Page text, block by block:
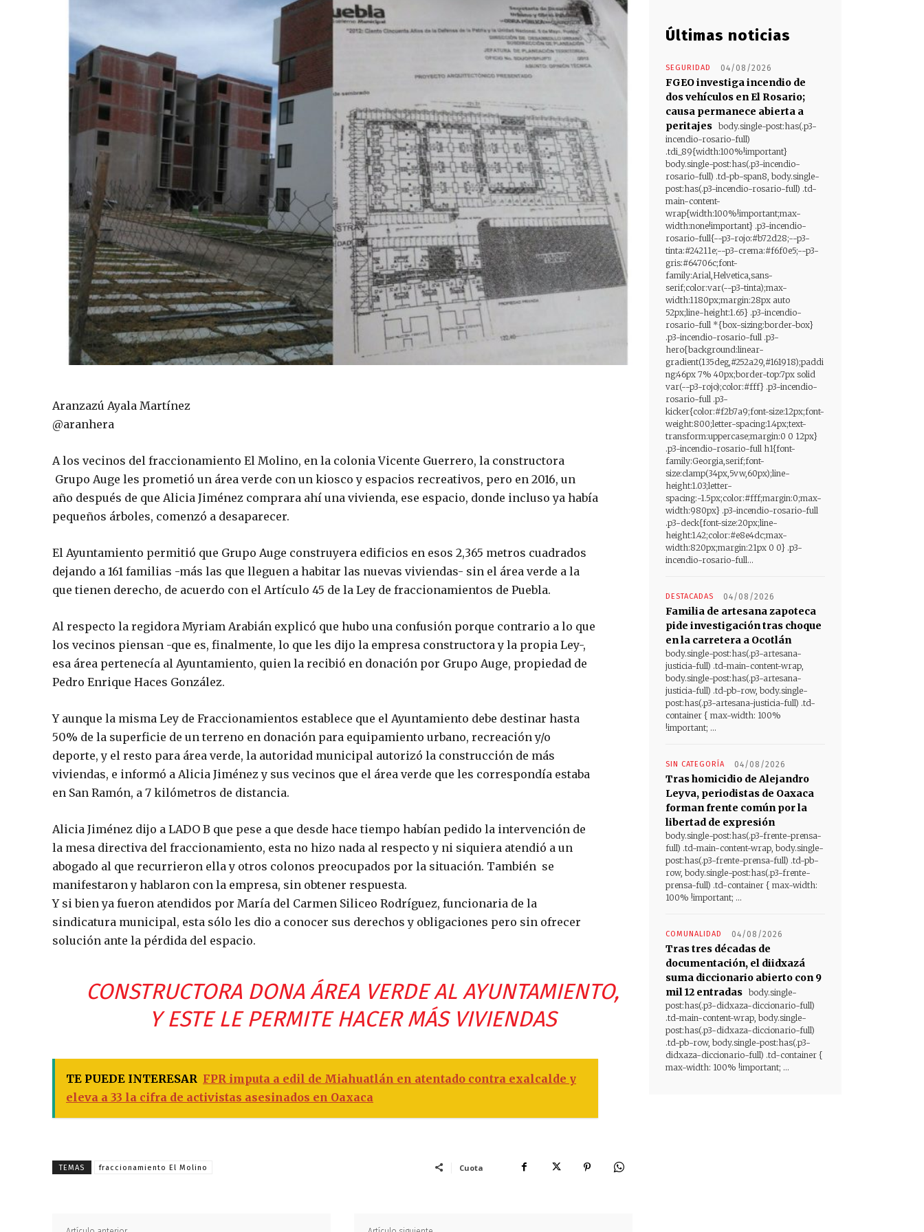
Aranzazú Ayala Martínez
@aranhera
A los vecinos del fraccionamiento El Molino, en la colonia Vicente Guerrero, la constructora
Grupo Auge les prometió un área verde con un kiosco y espacios recreativos, pero en 2016, un
año después de que Alicia Jiménez comprara ahí una vivienda, ese espacio, donde incluso ya había
pequeños árboles, comenzó a desaparecer.
El Ayuntamiento permitió que Grupo Auge construyera edificios en esos 2,365 metros cuadrados
dejando a 161 familias -más las que lleguen a habitar las nuevas viviendas- sin el área verde a la
que tienen derecho, de acuerdo con el Artículo 45 de la Ley de fraccionamientos de Puebla.
Al respecto la regidora Myriam Arabián explicó que hubo una confusión porque contrario a lo que
los vecinos piensan -que es, finalmente, lo que les dijo la empresa constructora y la propia Ley-,
esa área pertenecía al Ayuntamiento, quien la recibió en donación por Grupo Auge, propiedad de
Pedro Enrique Haces González.
Y aunque la misma Ley de Fraccionamientos establece que el Ayuntamiento debe destinar hasta
50% de la superficie de un terreno en donación para equipamiento urbano, recreación y/o
deporte, y el resto para área verde, la autoridad municipal autorizó la construcción de más
viviendas, e informó a Alicia Jiménez y sus vecinos que el área verde que les correspondía estaba
en San Ramón, a 7 kilómetros de distancia.
Alicia Jiménez dijo a LADO B que pese a que desde hace tiempo habían pedido la intervención de
la mesa directiva del fraccionamiento, esta no hizo nada al respecto y ni siquiera atendió a un
abogado al que recurrieron ella y otros colonos preocupados por la situación. También se
manifestaron y hablaron con la empresa, sin obtener respuesta.
Y si bien ya fueron atendidos por María del Carmen Siliceo Rodríguez, funcionaria de la
sindicatura municipal, esta sólo les dio a conocer sus derechos y obligaciones pero sin ofrecer
solución ante la pérdida del espacio.
CONSTRUCTORA DONA ÁREA VERDE AL AYUNTAMIENTO,
Y ESTE LE PERMITE HACER MÁS VIVIENDAS
TE PUEDE INTERESAR FPR imputa a edil de Miahuatlán en atentado contra exalcalde y
eleva a 33 la cifra de activistas asesinados en Oaxaca
TEMAS fraccionamiento El Molino Cuota
Últimas noticias
SEGURIDAD 04/08/2026
FGEO investiga incendio de
dos vehículos en El Rosario;
causa permanece abierta a
peritajes body.single-post:has(.p3-
incendio-rosario-full)
.tdi_89{width:100%!important}
body.single-post:has(.p3-incendio-
rosario-full) .td-pb-span8, body.single-
post:has(.p3-incendio-rosario-full) .td-
main-content-
wrap{width:100%!important;max-
width:none!important} .p3-incendio-
rosario-full{--p3-rojo:#b72d28;--p3-
tinta:#24211e;--p3-crema:#f6f0e5;--p3-
gris:#64706c;font-
family:Arial,Helvetica,sans-
serif;color:var(--p3-tinta);max-
width:1180px;margin:28px auto
52px;line-height:1.65} .p3-incendio-
rosario-full *{box-sizing:border-box}
.p3-incendio-rosario-full .p3-
hero{background:linear-
gradient(135deg,#252a29,#161918);paddi
ng:46px 7% 40px;border-top:7px solid
var(--p3-rojo);color:#fff} .p3-incendio-
rosario-full .p3-
kicker{color:#f2b7a9;font-size:12px;font-
weight:800;letter-spacing:1.4px;text-
transform:uppercase;margin:0 0 12px}
.p3-incendio-rosario-full h1{font-
family:Georgia,serif;font-
size:clamp(34px,5vw,60px);line-
height:1.03;letter-
spacing:-1.5px;color:#fff;margin:0;max-
width:980px} .p3-incendio-rosario-full
.p3-deck{font-size:20px;line-
height:1.42;color:#e8e4dc;max-
width:820px;margin:21px 0 0} .p3-
incendio-rosario-full...
DESTACADAS 04/08/2026
Familia de artesana zapoteca
pide investigación tras choque
en la carretera a Ocotlán
body.single-post:has(.p3-artesana-
justicia-full) .td-main-content-wrap,
body.single-post:has(.p3-artesana-
justicia-full) .td-pb-row, body.single-
post:has(.p3-artesana-justicia-full) .td-
container { max-width: 100%
!important; ...
SIN CATEGORÍA 04/08/2026
Tras homicidio de Alejandro
Leyva, periodistas de Oaxaca
forman frente común por la
libertad de expresión
body.single-post:has(.p3-frente-prensa-
full) .td-main-content-wrap, body.single-
post:has(.p3-frente-prensa-full) .td-pb-
row, body.single-post:has(.p3-frente-
prensa-full) .td-container { max-width:
100% !important; ...
COMUNALIDAD 04/08/2026
Tras tres décadas de
documentación, el diidxazá
suma diccionario abierto con 9
mil 12 entradas body.single-
post:has(.p3-didxaza-diccionario-full)
.td-main-content-wrap, body.single-
post:has(.p3-didxaza-diccionario-full)
.td-pb-row, body.single-post:has(.p3-
didxaza-diccionario-full) .td-container {
max-width: 100% !important; ...